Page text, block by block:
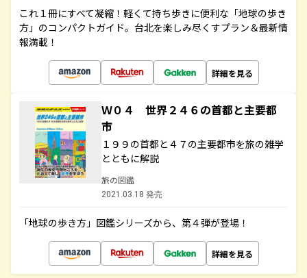
これ１冊にすべて凝縮！軽くて持ち歩きに便利な「地球の歩き
方」のコンパクトガイド。台北を楽しみ尽くすプラン＆最新情
報満載！
詳細を見る
Ｗ０４ 世界２４６の首都と主要都
市
１９９の首都と４７の主要都市を旅の雑学
とともに解説
旅の図鑑
2021.03.18 発売
「地球の歩き方」図鑑シリーズから、第４弾が登場！
詳細を見る